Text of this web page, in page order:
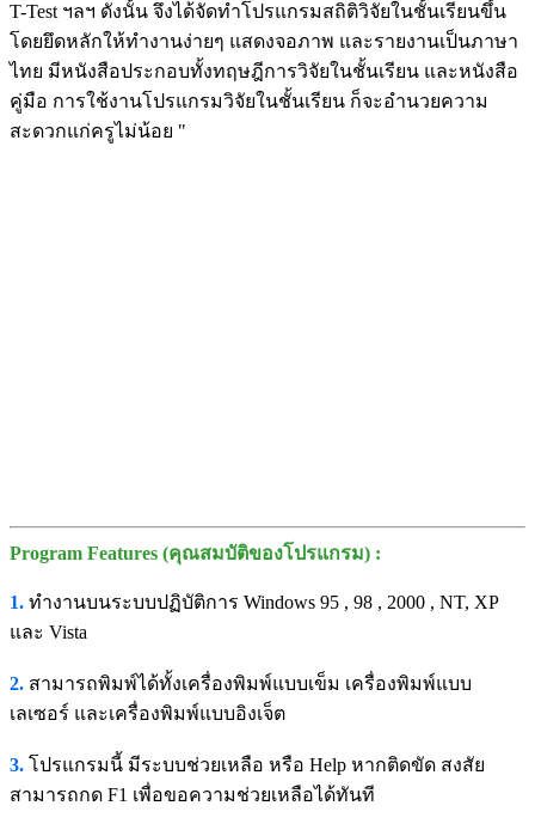
T-Test ฯลฯ ดังนั้น จึงได้จัดทำโปรแกรมสถิติวิจัยในชั้นเรียนขึ้น
โดยยึดหลักให้ทำงานง่ายๆ แสดงจอภาพ และรายงานเป็นภาษา
ไทย มีหนังสือประกอบทั้งทฤษฎีการวิจัยในชั้นเรียน และหนังสือ
คู่มือ การใช้งานโปรแกรมวิจัยในชั้นเรียน ก็จะอำนวยความ
สะดวกแก่ครูไม่น้อย "
Program Features (คุณสมบัติของโปรแกรม) :
1. ทำงานบนระบบปฏิบัติการ Windows 95 , 98 , 2000 , NT, XP
และ Vista
2. สามารถพิมพ์ได้ทั้งเครื่องพิมพ์แบบเข็ม เครื่องพิมพ์แบบ
เลเซอร์ และเครื่องพิมพ์แบบอิงเจ็ต
3. โปรแกรมนี้ มีระบบช่วยเหลือ หรือ Help หากติดขัด สงสัย
สามารถกด F1 เพื่อขอความช่วยเหลือได้ทันที